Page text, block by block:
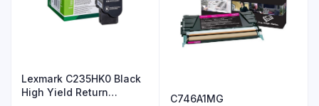
Lexmark C235HK0 Black
High Yield Return
C746A1MG